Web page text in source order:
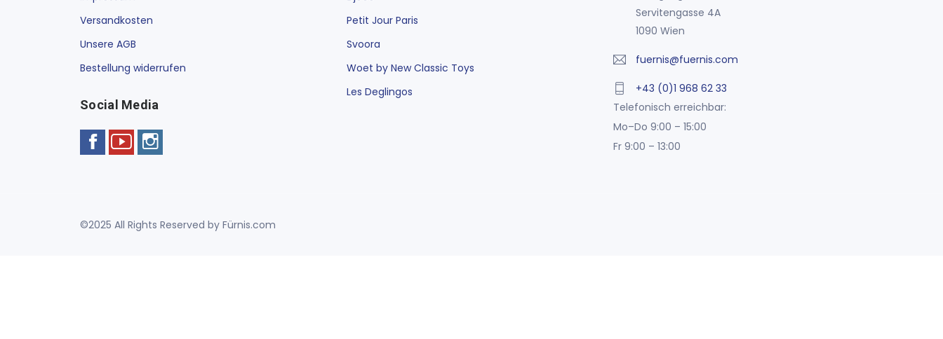
Versandkosten
Unsere AGB
Bestellung widerrufen
Social Media
Petit Jour Paris
Svoora
Woet by New Classic Toys
Les Deglingos
Servitengasse 4A
1090 Wien
fuernis@fuernis.com
+43 (0)1 968 62 33
Telefonisch erreichbar:
Mo–Do 9:00 – 15:00
Fr 9:00 – 13:00
©2025 All Rights Reserved by Fürnis.com